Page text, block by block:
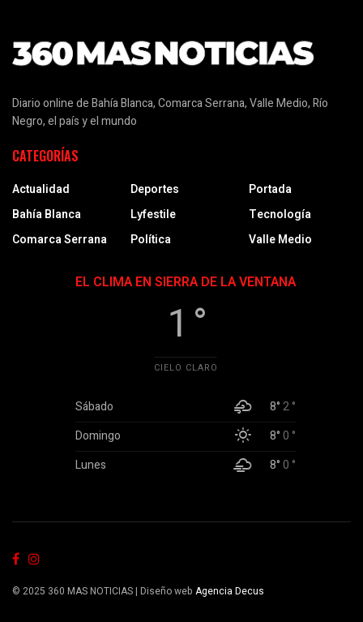
Diario online de Bahía Blanca, Comarca Serrana, Valle Medio, Río
Negro, el país y el mundo
CATEGORÍAS
Actualidad
Bahía Blanca
Comarca Serrana
Deportes
Lyfestile
Política
Portada
Tecnología
Valle Medio
EL CLIMA EN SIERRA DE LA VENTANA
1 °
CIELO CLARO
Sábado 8°2 °
Domingo
8°0 °
Lunes
8°0 °
© 2025 360 MAS NOTICIAS | Diseño web Agencia Decus